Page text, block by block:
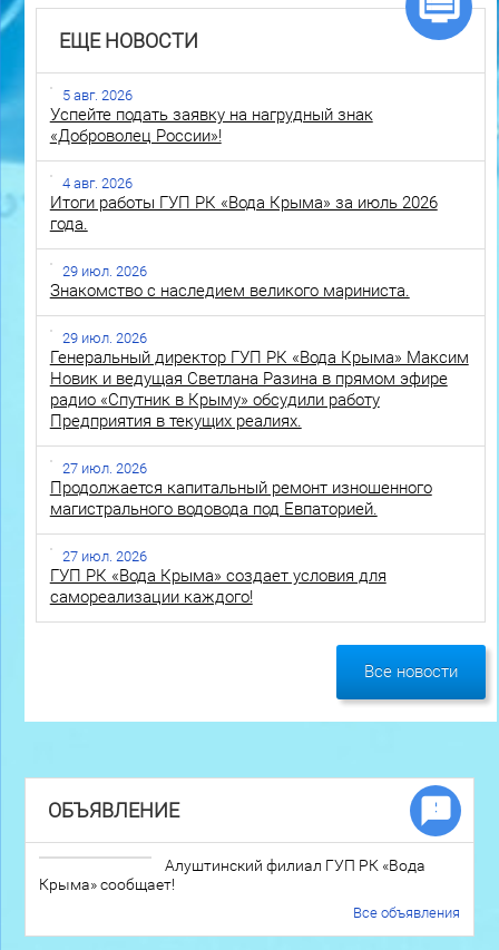
ЕЩЕ НОВОСТИ
5 авг. 2026
Успейте подать заявку на нагрудный знак
«Доброволец России»!
4 авг. 2026
Итоги работы ГУП РК «Вода Крыма» за июль 2026
года.
29 июл. 2026
Знакомство с наследием великого мариниста.
29 июл. 2026
Генеральный директор ГУП РК «Вода Крыма» Максим
Новик и ведущая Светлана Разина в прямом эфире
радио «Спутник в Крыму» обсудили работу
Предприятия в текущих реалиях.
27 июл. 2026
Продолжается капитальный ремонт изношенного
магистрального водовода под Евпаторией.
27 июл. 2026
ГУП РК «Вода Крыма» создает условия для
самореализации каждого!
Все новости
ОБЪЯВЛЕНИЕ
Алуштинский филиал ГУП РК «Вода
Крыма» сообщает!
Все объявления